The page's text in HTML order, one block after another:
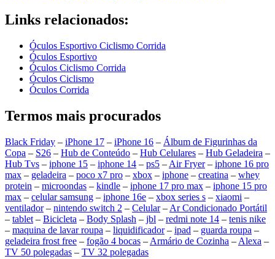
Links relacionados:
Óculos Esportivo Ciclismo Corrida
Óculos Esportivo
Óculos Ciclismo Corrida
Óculos Ciclismo
Óculos Corrida
Termos mais procurados
Black Friday – iPhone 17 – iPhone 16 – Álbum de Figurinhas da
Copa – S26 – Hub de Conteúdo – Hub Celulares – Hub Geladeira –
Hub Tvs – iphone 15 – iphone 14 – ps5 – Air Fryer– iphone 16 pro
max – geladeira – poco x7 pro – xbox – iphone – creatina – whey
protein – microondas – kindle – iphone 17 pro max – iphone 15 pro
max – celular samsung – iphone 16e – xbox series s – xiaomi –
ventilador– nintendo switch 2 – Celular– Ar Condicionado Portátil
– tablet – Bicicleta – Body Splash – jbl – redmi note 14 – tenis nike
– maquina de lavar roupa – liquidificador– ipad – guarda roupa –
geladeira frost free – fogão 4 bocas – Armário de Cozinha – Alexa –
TV 50 polegadas – TV 32 polegadas